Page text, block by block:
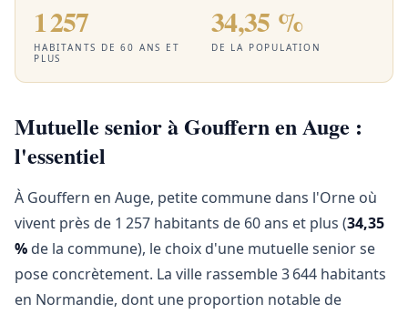
1 257
HABITANTS DE 60 ANS ET
PLUS
34,35 %
DE LA POPULATION
Mutuelle senior à Gouffern en Auge :
l'essentiel
À Gouffern en Auge, petite commune dans l'Orne où
vivent près de 1 257 habitants de 60 ans et plus (34,35
% de la commune), le choix d'une mutuelle senior se
pose concrètement. La ville rassemble 3 644 habitants
en Normandie, dont une proportion notable de